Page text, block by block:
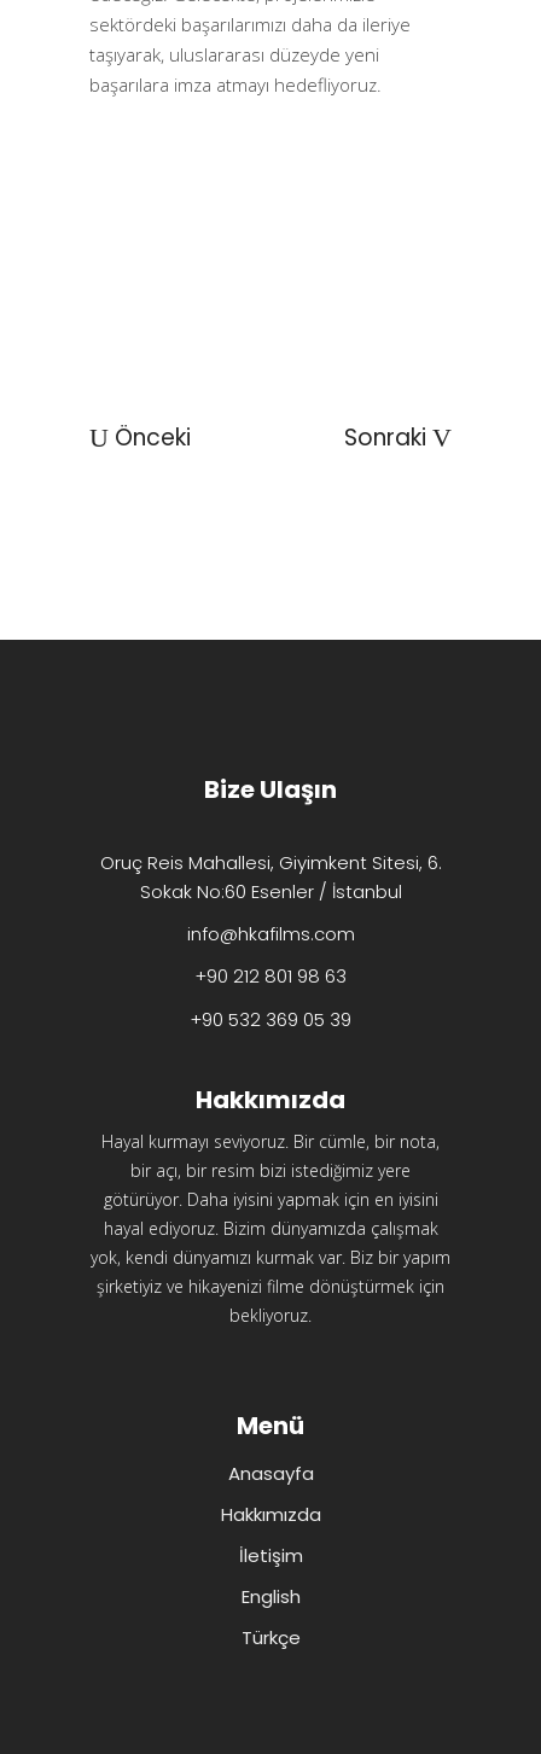
sektördeki başarılarımızı daha da ileriye
taşıyarak, uluslararası düzeyde yeni
başarılara imza atmayı hedefliyoruz.
Önceki Sonraki
Bize Ulaşın
Oruç Reis Mahallesi, Giyimkent Sitesi, 6.
Sokak No:60 Esenler / İstanbul
info@hkafilms.com
+90 212 801 98 63
+90 532 369 05 39
Hakkımızda
Hayal kurmayı seviyoruz. Bir cümle, bir nota,
bir açı, bir resim bizi istediğimiz yere
götürüyor. Daha iyisini yapmak için en iyisini
hayal ediyoruz. Bizim dünyamızda çalışmak
yok, kendi dünyamızı kurmak var. Biz bir yapım
şirketiyiz ve hikayenizi filme dönüştürmek için
bekliyoruz.
Menü
Anasayfa
Hakkımızda
İletişim
English
Türkçe